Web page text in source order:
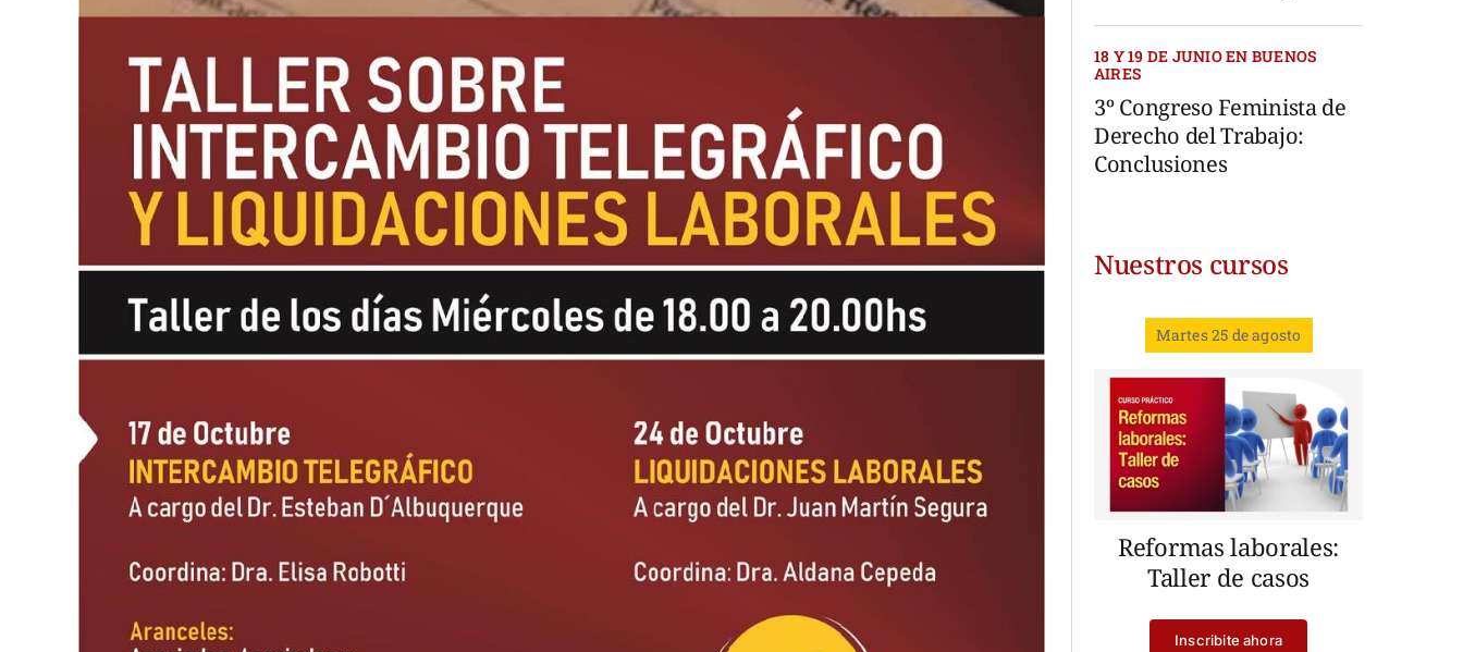
18 Y 19 DE JUNIO EN BUENOS
AIRES
3º Congreso Feminista de
Derecho del Trabajo:
Conclusiones
Nuestros cursos
Martes 25 de agosto
Reformas laborales:
Taller de casos
Inscribite ahora